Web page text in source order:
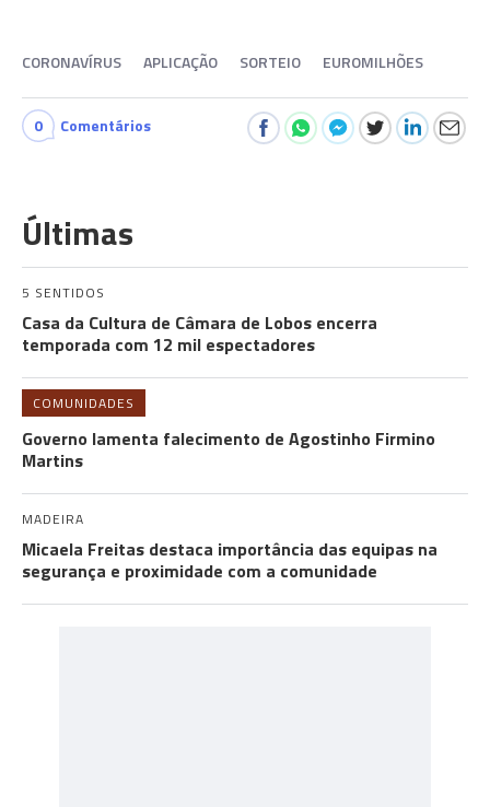
CORONAVÍRUS APLICAÇÃO SORTEIO EUROMILHÕES
0 Comentários
Últimas
5 SENTIDOS
Casa da Cultura de Câmara de Lobos encerra
temporada com 12 mil espectadores
COMUNIDADES
Governo lamenta falecimento de Agostinho Firmino
Martins
MADEIRA
Micaela Freitas destaca importância das equipas na
segurança e proximidade com a comunidade